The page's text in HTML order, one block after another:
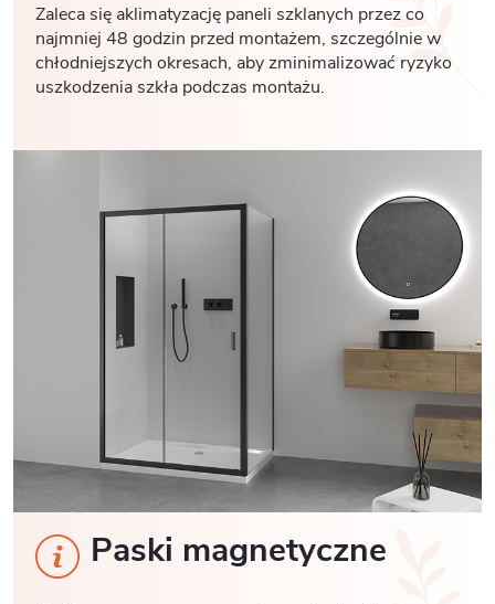
Zaleca się aklimatyzację paneli szklanych przez co
najmniej 48 godzin przed montażem, szczególnie w
chłodniejszych okresach, aby zminimalizować ryzyko
uszkodzenia szkła podczas montażu.
Paski magnetyczne